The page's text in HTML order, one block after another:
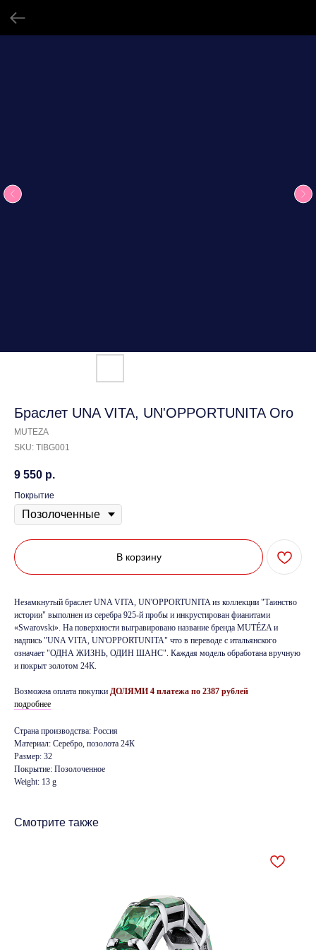
Браслет UNA VITA, UN'OPPORTUNITA Oro
MUTEZA
SKU: TIBG001
9 550 р.
Покрытие
В корзину
Незамкнутый браслет UNA VITA, UN'OPPORTUNITA из коллекции "Таинство
истории" выполнен из серебра 925-й пробы и инкрустирован фианитами
«Swarovski». На поверхности выгравировано название бренда MUTÉZA и
надпись "UNA VITA, UN'OPPORTUNITA" что в переводе с итальянского
означает "ОДНА ЖИЗНЬ, ОДИН ШАНС". Каждая модель обработана вручную
и покрыт золотом 24К.
Возможна оплата покупки ДОЛЯМИ 4 платежа по 2387 рублей
подробнее
Страна производства: Россия
Материал: Серебро, позолота 24К
Размер: 32
Покрытие: Позолоченное
Weight: 13 g
Смотрите также